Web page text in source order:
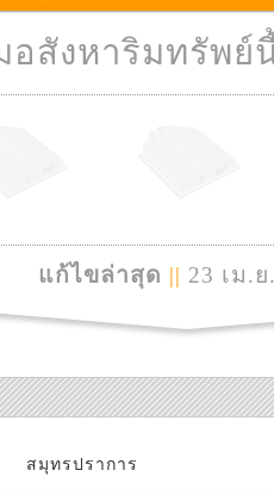
อสังหาริมทรัพย์
แก้ไขล่าสุด || 23 เม.
สมุทรปราการ